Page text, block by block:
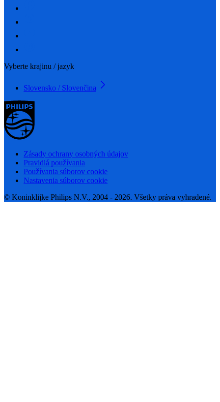
Vyberte krajinu / jazyk
Slovensko / Slovenčina
Zásady ochrany osobných údajov
Pravidlá používania
Používania súborov cookie
Nastavenia súborov cookie
© Koninklijke Philips N.V., 2004 - 2026. Všetky práva vyhradené.